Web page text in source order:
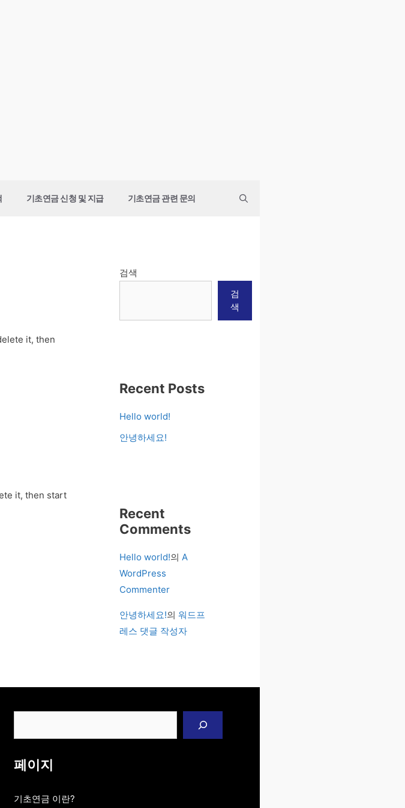
기초연금 신청 및 지급 기초연금 관련 문의
it, then
it, then start
검색
검
색
Recent Posts
Hello world!
안녕하세요!
Recent
Comments
Hello world!의 A
WordPress
Commenter
안녕하세요!의 워드프
레스 댓글 작성자
페이지
기초연금 이란?